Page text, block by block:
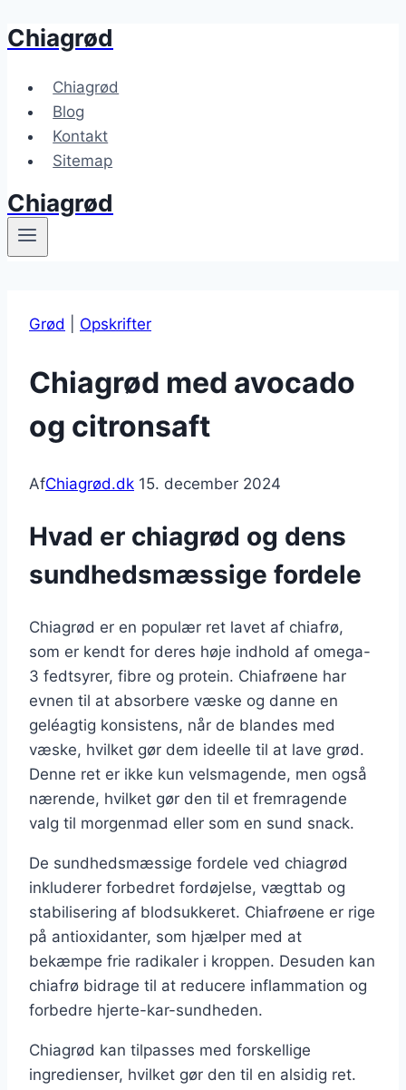
Fortsæt
indhold
Chiagrød
Chiagrød
Blog
Kontakt
Sitemap
Chiagrød
Grød Opskrifter
Chiagrød med avocado
og citronsaft
AfChiagrød.dk 15. december 2024
Hvad er chiagrød og dens
sundhedsmæssige fordele
Chiagrød er en populær ret lavet af chiafrø,
som er kendt for deres høje indhold af omega-
3 fedtsyrer, fibre og protein. Chiafrøene har
evnen til at absorbere væske og danne en
geléagtig konsistens, når de blandes med
væske, hvilket gør dem ideelle til at lave grød.
Denne ret er ikke kun velsmagende, men også
nærende, hvilket gør den til et fremragende
valg til morgenmad eller som en sund snack.
De sundhedsmæssige fordele ved chiagrød
inkluderer forbedret fordøjelse, vægttab og
stabilisering af blodsukkeret. Chiafrøene er rige
på antioxidanter, som hjælper med at
bekæmpe frie radikaler i kroppen. Desuden kan
chiafrø bidrage til at reducere inflammation og
forbedre hjerte-kar-sundheden.
Chiagrød kan tilpasses med forskellige
ingredienser, hvilket gør den til en alsidig ret.